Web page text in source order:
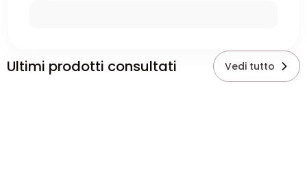
Ultimi prodotti consultati Vedi tutto